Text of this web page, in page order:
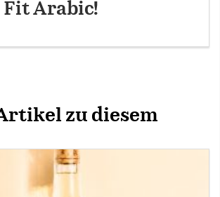
Fit Arabic!
zu diesem